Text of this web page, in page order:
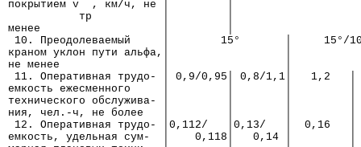
покрытием v  , км/ч, не │         │
тр           │         │
менее                   │         │
10. Преодолеваемый     │        15°       │     15°/
краном уклон пути альфа,│                  │
не менее                │                  │
11. Оперативная трудо- │ 0,9/0,95│ 0,8/1,1│   1,2
емкость ежесменного     │         │        │
технического обслужива- │         │        │
ния, чел.-ч, не более   │         │        │
12. Оперативная трудо- │0,112/   │0,13/   │  0,16
емкость, удельная сум-  │    0,118│   0,14 │